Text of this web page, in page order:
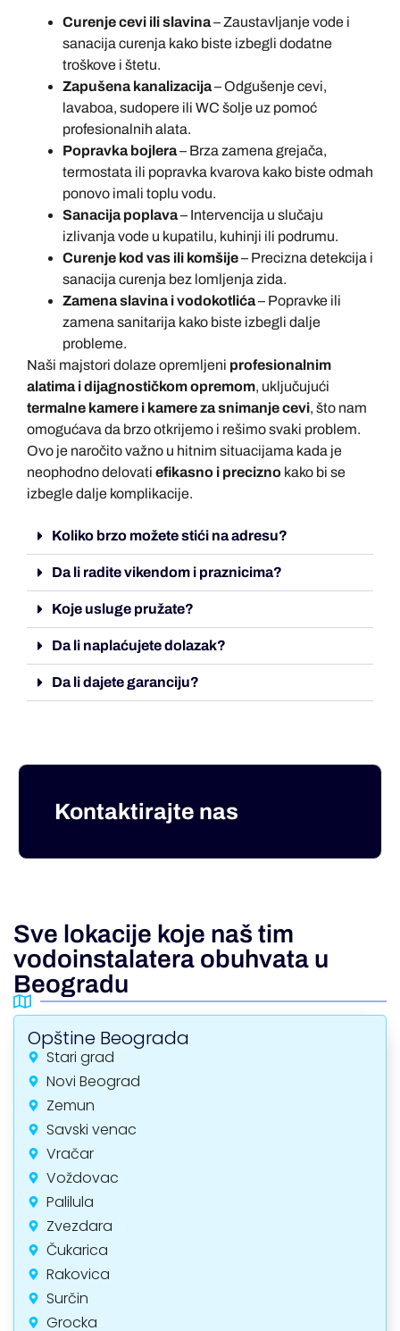
Curenje cevi ili slavina– Zaustavljanje vode i
sanacija curenja kako biste izbegli dodatne
troškove i štetu.
Zapušena kanalizacija– Odgušenje cevi,
lavaboa, sudopere ili WC šolje uz pomoć
profesionalnih alata.
Popravka bojlera– Brza zamena grejača,
termostata ili popravka kvarova kako biste odmah
ponovo imali toplu vodu.
Sanacija poplava– Intervencija u slučaju
izlivanja vode u kupatilu, kuhinji ili podrumu.
Curenje kod vas ili komšije– Precizna detekcija i
sanacija curenja bez lomljenja zida.
Zamena slavina i vodokotlića– Popravke ili
zamena sanitarija kako biste izbegli dalje
probleme.
Naši majstori dolaze opremljeni profesionalnim
alatima i dijagnostičkom opremom, uključujući
termalne kamere i kamere za snimanje cevi, što nam
omogućava da brzo otkrijemo i rešimo svaki problem.
Ovo je naročito važno u hitnim situacijama kada je
neophodno delovati efikasno i precizno kako bi se
izbegle dalje komplikacije.
Koliko brzo možete stići na adresu?
Da li radite vikendom i praznicima?
Koje usluge pružate?
Da li naplaćujete dolazak?
Da li dajete garanciju?
Kontaktirajte nas
Sve lokacije koje naš tim
vodoinstalatera obuhvata u
Beogradu
Opštine Beograda
Stari grad
Novi Beograd
Zemun
Savski venac
Vračar
Voždovac
Palilula
Zvezdara
Čukarica
Rakovica
Surčin
Grocka